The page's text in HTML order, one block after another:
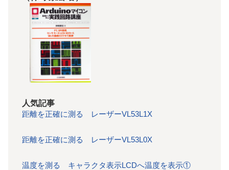
人気記事
距離を正確に測る レーザーVL53L1X
距離を正確に測る レーザーVL53L0X
温度を測る キャラクタ表示LCDへ温度を表示①